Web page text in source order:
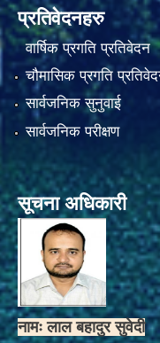
प्रतिवेदनहरु
वार्षिक प्रगति प्रतिवेदन
चौमासिक प्रगति
सार्वजनिक सुनुवाई
सार्वजनिक परीक्षण
सूचना अधिकारी
नामः लाल बहादुर सुवेदी